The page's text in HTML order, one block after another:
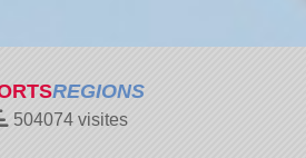
REGIONS
504074 visites